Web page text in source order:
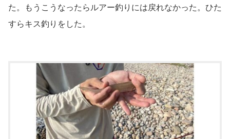
た。もうこうなったらルアー釣りには戻れなかった。ひた
すらキス釣りをした。